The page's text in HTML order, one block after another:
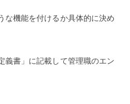
な機能を付けるか具体的に決め
義書」に記載して管理職のエン